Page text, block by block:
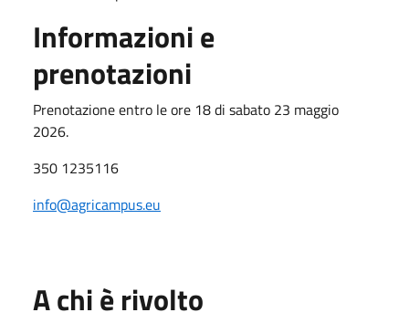
Informazioni e
prenotazioni
Prenotazione entro le ore 18 di sabato 23 maggio
2026.
350 1235116
info@agricampus.eu
A chi è rivolto